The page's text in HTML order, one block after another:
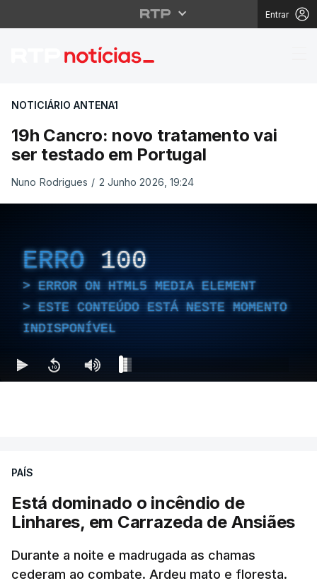
Entrar
19h Cancro: novo
NOTICIÁRIO ANTENA1
19h Cancro: novo tratamento vai
ser testado em Portugal
Nuno Rodrigues / 2 Junho 2026, 19:24
ERRO 100
ERROR ON HTML5 MEDIA ELEMENT
ESTE CONTEÚDO ESTÁ NESTE MOMENTO
INDISPONÍVEL
PAÍS
Está dominado o incêndio de
Linhares, em Carrazeda de Ansiães
Durante a noite e madrugada as chamas
cederam ao combate. Ardeu mato e floresta.